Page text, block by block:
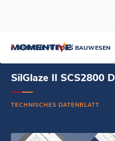
SILIKONE FÜR DAS BAUWESEN
SilGlaze II SCS2800 Dichtungsmittel –
SilGlaze II SCS2800
TECHNISCHES DATENBLATT